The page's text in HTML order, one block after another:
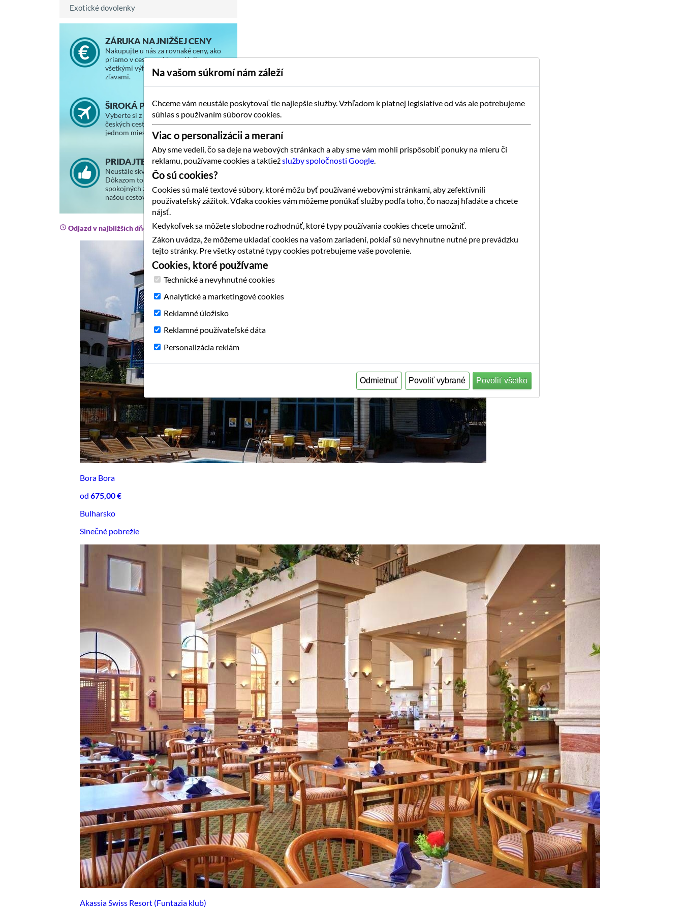
Exotické dovolenky
ZÁRUKA NAJNIŽŠEJ CENY
Nakupujte u nás za rovnaké ceny, ako
priamo v cestovnej kancelárii, so
všetkými výhodami a vernostnými
zľavami.
ŠIROKÁ PONUKA ZÁJAZDOV
Vyberte si z ponuky slovenských a
českých cestovných kancelárií na
jednom mieste.
PRIDAJTE SA K SPOKOJNÝM
Neustále skvalitňujeme svoje služby.
Dôkazom toho je stále väčší počet
spokojných zákazníkov, ktorí cestujú s
našou cestovnou agentúrou.
Odjazd v najbližších dňoch
Bora Bora
od 675,00 €
Bulharsko
Slnečné pobrežie
Akassia Swiss Resort (Funtazia klub)
Na vašom súkromí nám záleží
Chceme vám neustále poskytovať tie najlepšie služby. Vzhľadom k platnej legislatíve od vás ale potrebujeme
súhlas s používaním súborov cookies.
Viac o personalizácii a meraní
Aby sme vedeli, čo sa deje na webových stránkach a aby sme vám mohli prispôsobiť ponuky na mieru či
reklamu, používame cookies a taktiežslužby spoločnosti Google.
Čo sú cookies?
Cookies sú malé textové súbory, ktoré môžu byť používané webovými stránkami, aby zefektívnili
používateľský zážitok. Vďaka cookies vám môžeme ponúkať služby podľa toho, čo naozaj hľadáte a chcete
nájsť.
Kedykoľvek sa môžete slobodne rozhodnúť, ktoré typy používania cookies chcete umožniť.
Zákon uvádza, že môžeme ukladať cookies na vašom zariadení, pokiaľ sú nevyhnutne nutné pre prevádzku
tejto stránky. Pre všetky ostatné typy cookies potrebujeme vaše povolenie.
Cookies, ktoré používame
Technické a nevyhnutné cookies
Analytické a marketingové cookies
Reklamné úložisko
Reklamné používateľské dáta
Personalizácia reklám
Povoliť všetko
Povoliť vybrané
Odmietnuť